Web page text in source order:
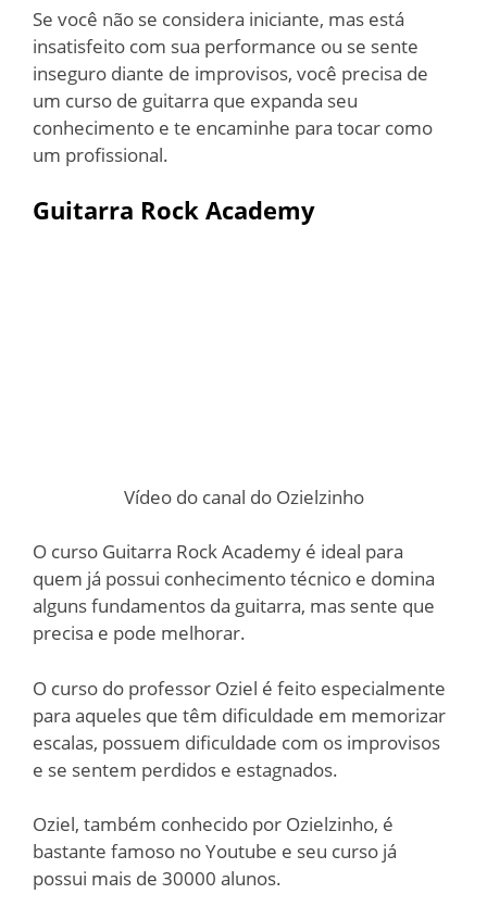
Se você não se considera iniciante, mas está
insatisfeito com sua performance ou se sente
inseguro diante de improvisos, você precisa de
um curso de guitarra que expanda seu
conhecimento e te encaminhe para tocar como
um profissional.
Guitarra Rock Academy
Vídeo do canal do Ozielzinho
O curso Guitarra Rock Academy é ideal para
quem já possui conhecimento técnico e domina
alguns fundamentos da guitarra, mas sente que
precisa e pode melhorar.
O curso do professor Oziel é feito especialmente
para aqueles que têm dificuldade em memorizar
escalas, possuem dificuldade com os improvisos
e se sentem perdidos e estagnados.
Oziel, também conhecido por Ozielzinho, é
bastante famoso no Youtube e seu curso já
possui mais de 30000 alunos.